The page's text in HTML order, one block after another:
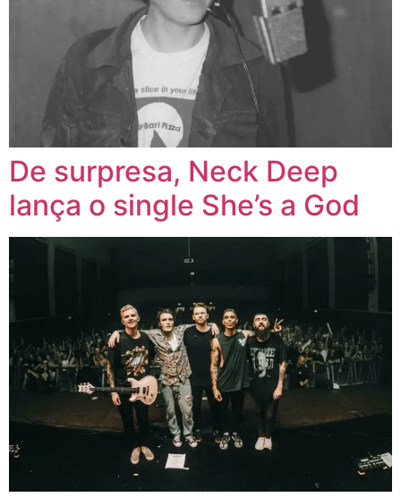
De surpresa, Neck Deep
lança o single She’s a God